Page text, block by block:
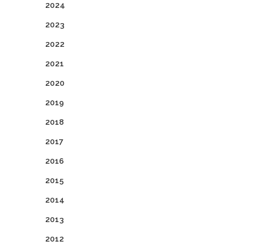
2024
2023
2022
2021
2020
2019
2018
2017
2016
2015
2014
2013
2012